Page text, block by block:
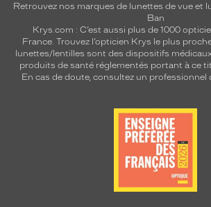
Retrouvez nos marques de lunettes de vue et
Ban
Krys.com : C’est aussi plus de 1000
France. Trouvez l’opticien Krys le plus
lunettes/lentilles sont des dispositifs
produits de santé réglementés portant à ce
En cas de doute, consultez un professionnel